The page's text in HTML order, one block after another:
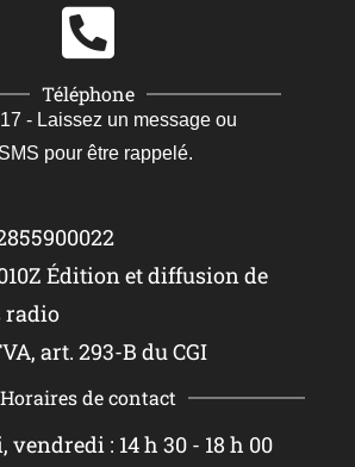
Téléphone
- Laissez un message ou
pour être rappelé.
Édition et diffusion de
radio
art. 293-B du CGI
Horaires de contact
: 14 h 30 - 18 h 00